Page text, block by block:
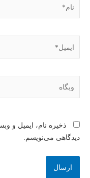
ذخیره نام، ایمیل و
دیدگاهی می‌نویسم.